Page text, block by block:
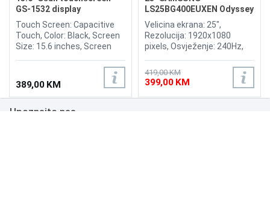
GS-1532 display
Touch Screen: Capacitive
Touch, Color: Black, Screen
Size: 15.6 inches, Screen
H150°/V130°, Brightness:
Resolution): 1366*768, Input
Power: 12V, 3.0A, Input
Signal: RGB Analog, Input
389,00 KM
LS25BG400EUXEN Odyssey
G4 240Hz Display
Velicina ekrana: 25",
Rezolucija: 1920x1080
pixels, Osvježenje: 240Hz,
nVidia G-Sync, Osvjetljenje:
400 cd/m², Vrijeme odziva:
1ms, Priključci: 2xHDMI,
Displayport
419,00 KM
399,00 KM
Upoznajte nas